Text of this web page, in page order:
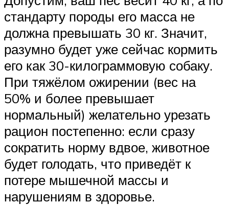
стандарту породы его масса не
должна превышать 30 кг. Значит,
разумно будет уже сейчас кормить
его как 30-килограммовую собаку.
При тяжёлом ожирении (вес на
50% и более превышает
нормальный) желательно урезать
рацион постепенно: если сразу
сократить норму вдвое, животное
будет голодать, что приведёт к
потере мышечной массы и
нарушениям в здоровье.